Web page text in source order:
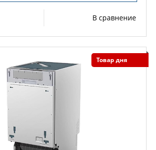
В сравнение
Товар дня